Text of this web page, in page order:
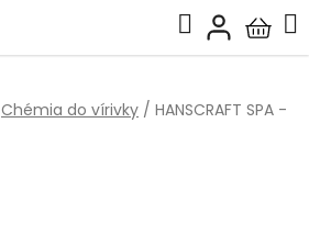
Hľadať
košík
Chémia do vírivky / HANSCRAFT SPA -